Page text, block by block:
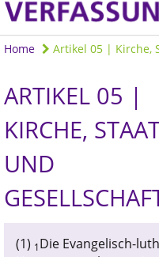
Home Artikel 05 | Kirche,
ARTIKEL 05 |
KIRCHE,
UND
(1) 1Die Evangelisch-